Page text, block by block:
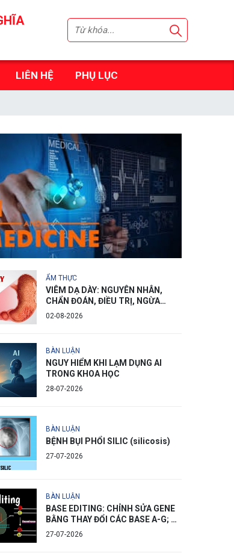
LIÊN HỆ PHỤ LỤC
ẨM THỰC
VIÊM DẠ DÀY: NGUYÊN NHÂN,
CHẨN ĐOÁN, ĐIỀU TRỊ, NGỪA
PHÒNG
02-08-2026
BÀN LUẬN
NGUY HIỂM KHI LẠM DỤNG AI
TRONG KHOA HỌC
28-07-2026
BÀN LUẬN
BỆNH BỤI PHỔI SILIC (silicosis)
27-07-2026
BÀN LUẬN
BASE EDITING: CHỈNH SỬA GENE
BẰNG THAY ĐỔI CÁC BASE A-G; C-
T
27-07-2026